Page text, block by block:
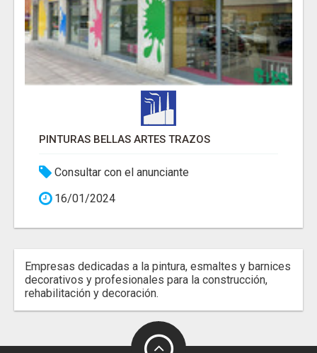
PINTURAS BELLAS ARTES TRAZOS
Consultar con el anunciante
16/01/2024
Empresas dedicadas a la pintura, esmaltes y barnices
decorativos y profesionales para la construcción,
rehabilitación y decoración.